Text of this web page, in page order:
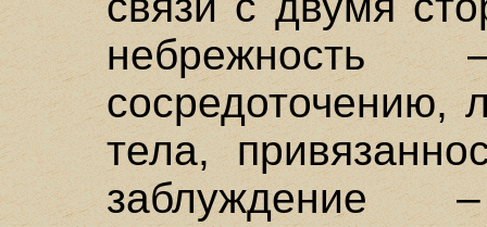
сосредоточению,
тела,
заблуждение